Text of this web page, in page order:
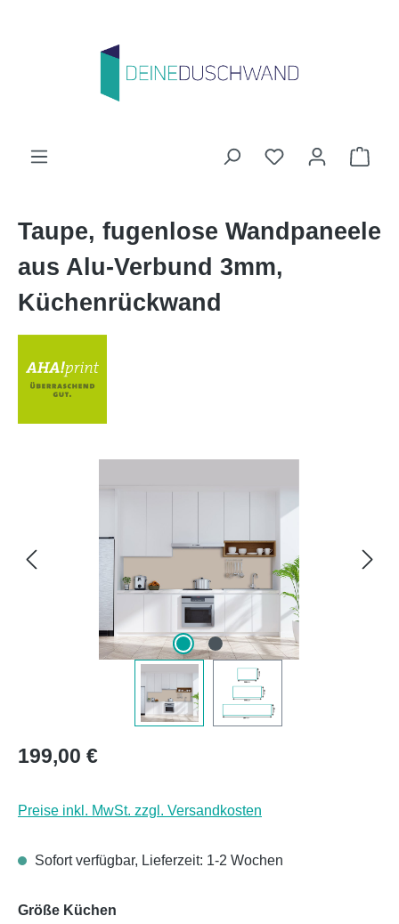
Du hast 0
Taupe, fugenlose Wandpaneele
aus Alu-Verbund 3mm,
Küchenrückwand
Regulärer Preis:
199,00 €
Preise inkl. MwSt. zzgl. Versandkosten
Sofort verfügbar, Lieferzeit: 1-2 Wochen
Größe Küchen